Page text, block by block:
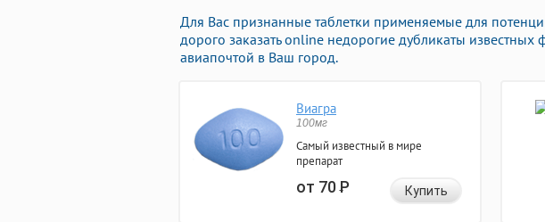
Для Вас признанные таблетки применяемые для
дорого заказать online недорогие дубликаты известных
авиапочтой в Ваш город.
Виагра
100мг
Самый известный в мире
препарат
от 70Р Купить